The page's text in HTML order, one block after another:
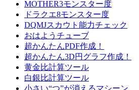
MOTHER3モンスター度
ドラクエ8モンスター度
DQMJスカウト能力チェック
おはようチューブ
超かんたんPDF作成！
超かんたん3D円グラフ作成！
黄金比計算ツール
白銀比計算ツール